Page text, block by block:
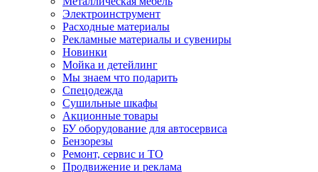
Электроинструмент
Расходные материалы
Рекламные материалы и сувениры
Новинки
Мойка и детейлинг
Мы знаем что подарить
Спецодежда
Сушильные шкафы
Акционные товары
БУ оборудование для автосервиса
Бензорезы
Ремонт, сервис и ТО
Продвижение и реклама